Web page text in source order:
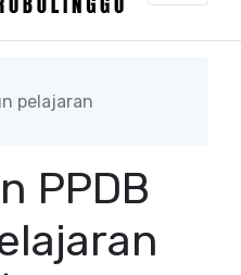
pelajaran
PPDB